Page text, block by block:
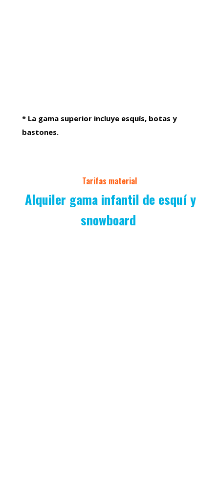
* La gama superior incluye esquís, botas y
bastones.
Tarifas material
Alquiler gama infantil de esquí y
snowboard